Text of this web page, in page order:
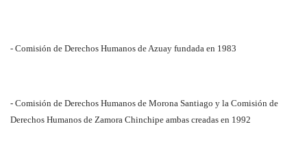
- Comisión de Derechos Humanos de Azuay fundada en 1983
- Comisión de Derechos Humanos de Morona Santiago y la Comisión de
Derechos Humanos de Zamora Chinchipe ambas creadas en 1992